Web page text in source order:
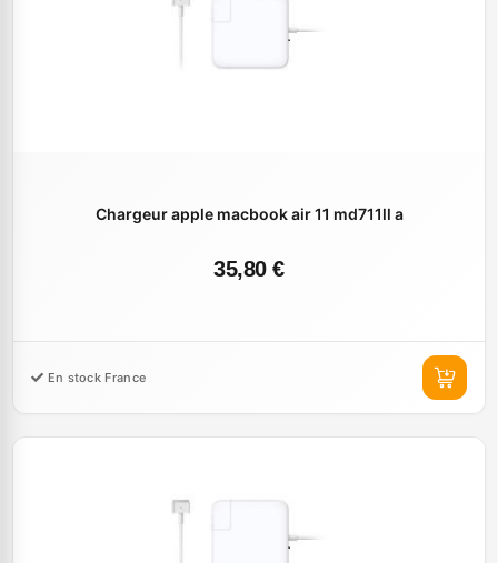
Chargeur apple macbook air 11 md711ll a
35,80 €
En stock France